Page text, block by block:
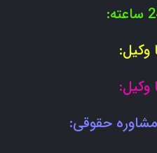
وکیل:
وکیل:
حقوقی: